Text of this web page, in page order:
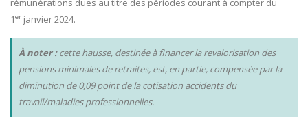
rémunérations dues au titre des périodes courant à compter du
1er janvier 2024.
À noter :cette hausse, destinée à financer la revalorisation des
pensions minimales de retraites, est, en partie, compensée par la
diminution de 0,09 point de la cotisation accidents du
travail/maladies professionnelles.